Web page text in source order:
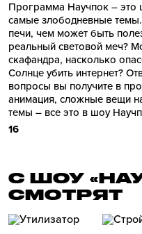
Программа Научпок – это
самые злободневные
печи, чем может быть
реальный световой меч?
скафандра, насколько
Солнце убить интернет?
вопросы вы получите в
анимация, сложные вещи
темы – все это в шоу
16
С ШОУ
СМОТРЯТ